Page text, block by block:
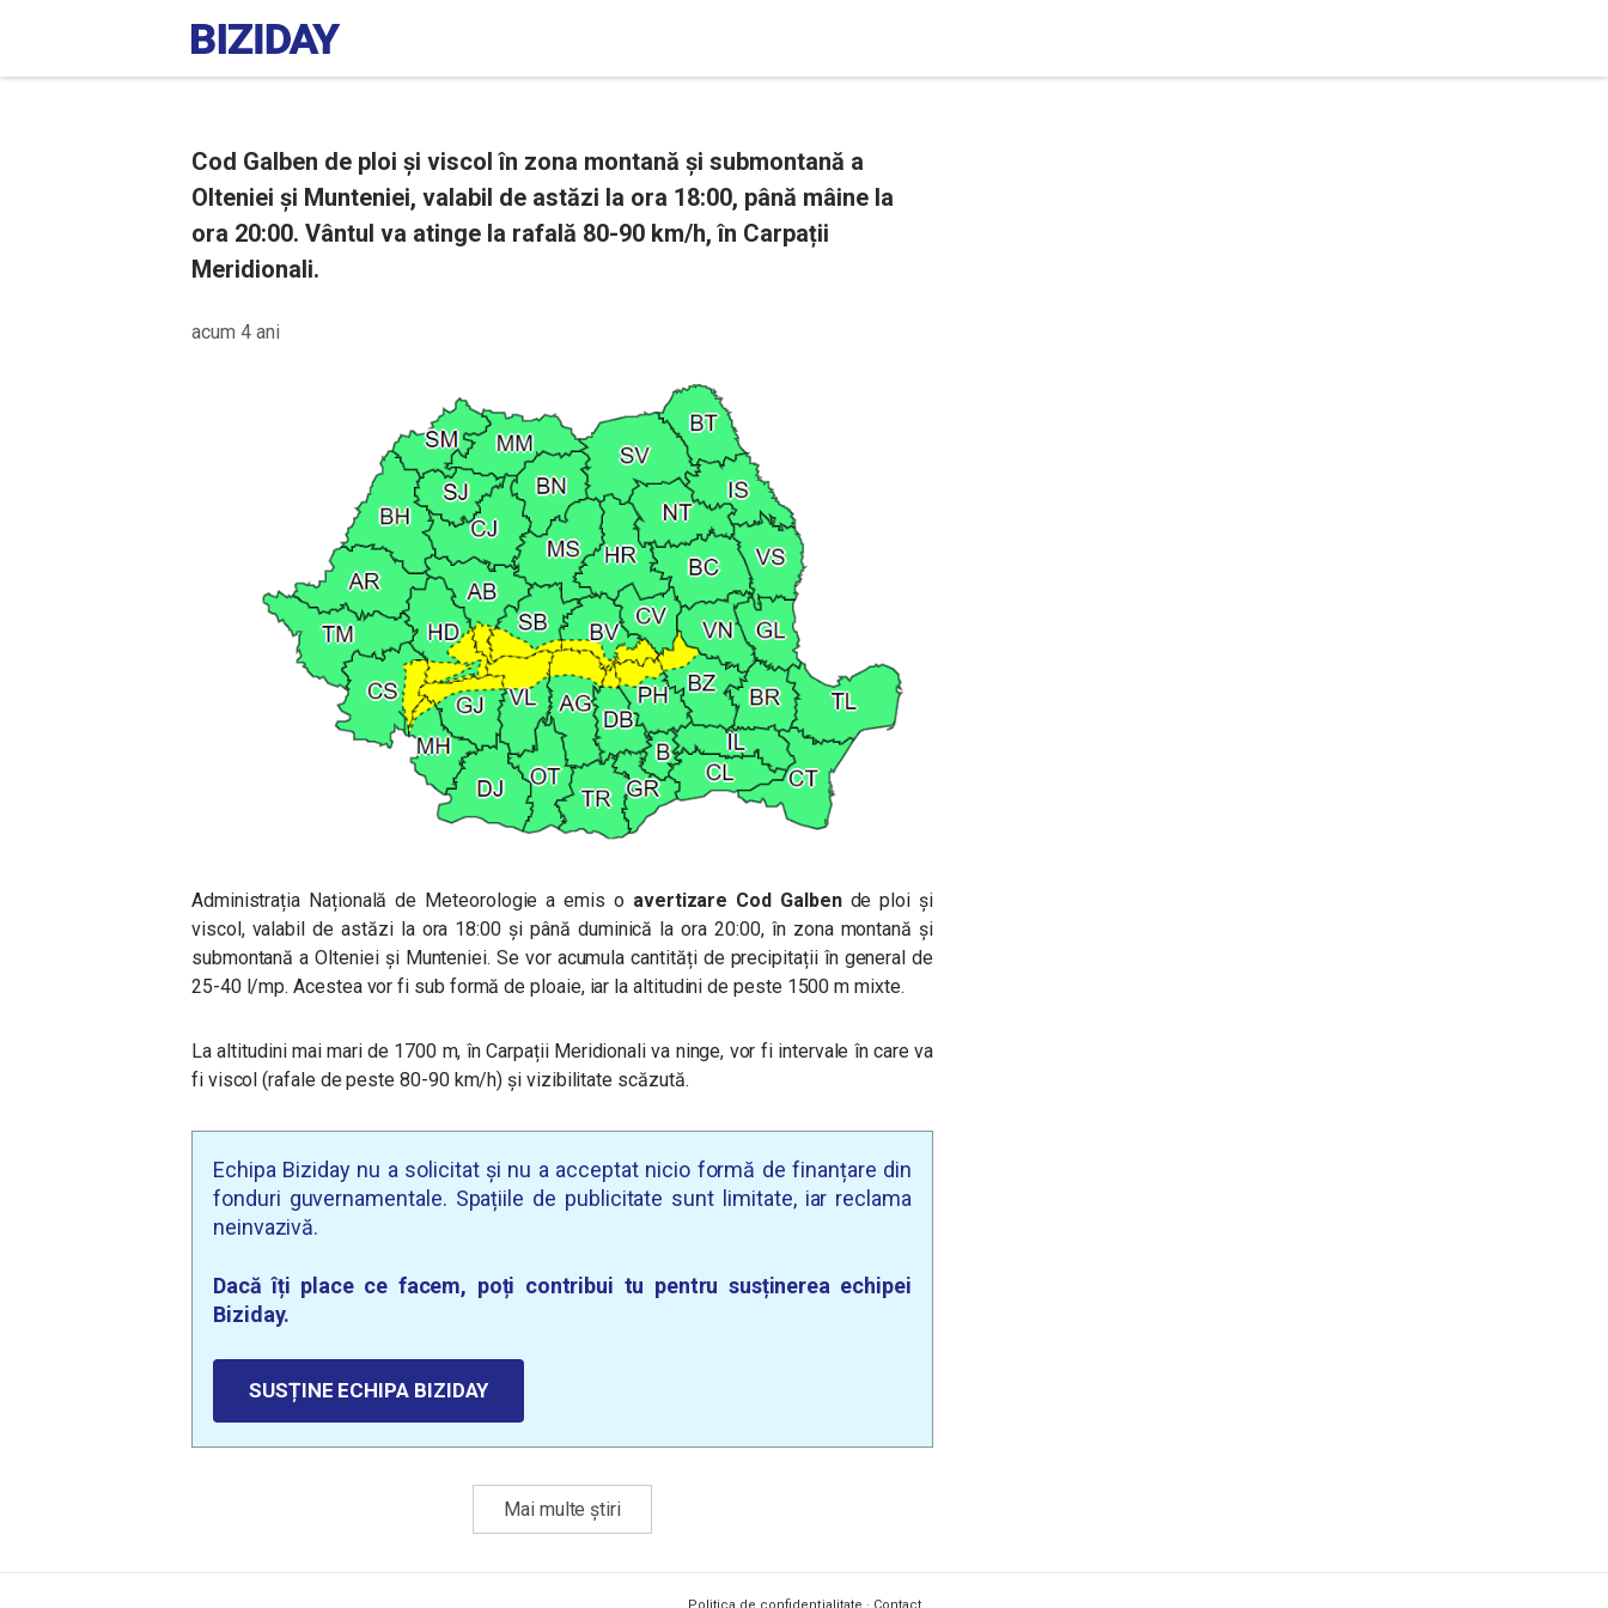
Cod Galben de ploi și viscol în zona montană și submontană a
Olteniei și Munteniei, valabil de astăzi la ora 18:00, până mâine la
ora 20:00. Vântul va atinge la rafală 80-90 km/h, în Carpații
Meridionali.
acum 4 ani
Administrația Națională de Meteorologie a emis o avertizare Cod Galbende ploi și
viscol, valabil de astăzi la ora 18:00 și până duminică la ora 20:00, în zona montană și
submontană a Olteniei și Munteniei. Se vor acumula cantități de precipitații în general de
25-40 l/mp. Acestea vor fi sub formă de ploaie, iar la altitudini de peste 1500 m mixte.
La altitudini mai mari de 1700 m, în Carpații Meridionali va ninge, vor fi intervale în care va
fi viscol (rafale de peste 80-90 km/h) și vizibilitate scăzută.
Echipa Biziday nu a solicitat și nu a acceptat nicio formă de finanțare din
fonduri guvernamentale. Spațiile de publicitate sunt limitate, iar reclama
neinvazivă.
Dacă îți place ce facem, poți contribui tu pentru susținerea echipei
Biziday.
SUSȚINE ECHIPA BIZIDAY
Mai multe știri